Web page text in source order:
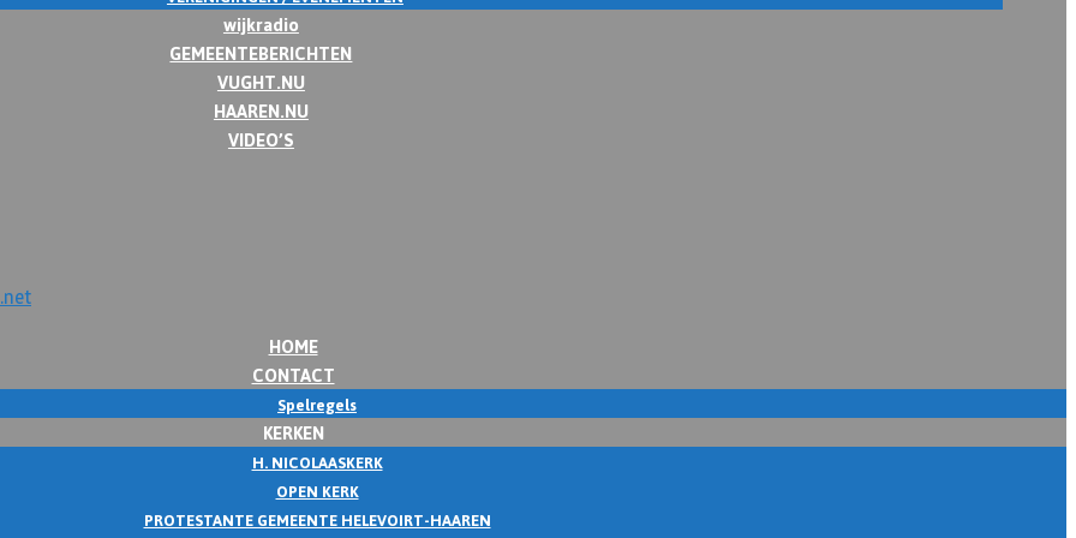
wijkradio
GEMEENTEBERICHTEN
VUGHT.NU
HAAREN.NU
VIDEO’S
HOME
CONTACT
Spelregels
KERKEN
H. NICOLAASKERK
OPEN KERK
PROTESTANTE GEMEENTE HELEVOIRT-HAAREN